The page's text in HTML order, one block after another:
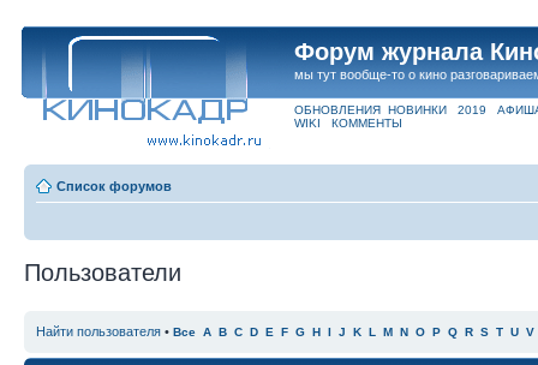
Форум журнала
мы тут вообще-то о кино
ОБНОВЛЕНИЯ НОВИНКИ 2019
WIKI
КОММЕНТЫ
Список форумов
Пользователи
Найти пользователя • Все A B C D E F G H I J K L M N O P Q R S T U V